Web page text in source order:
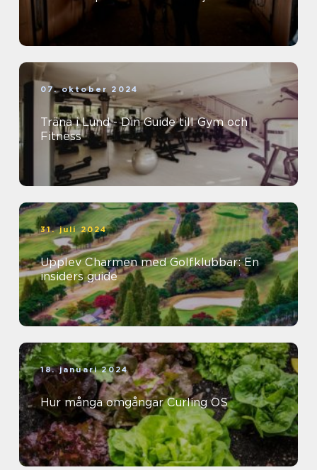
07. oktober 2024
Träna i Lund - Din Guide till Gym och
Fitness
31. juli 2024
Upplev Charmen med Golfklubbar: En
insiders guide
18. januari 2024
Hur många omgångar Curling OS